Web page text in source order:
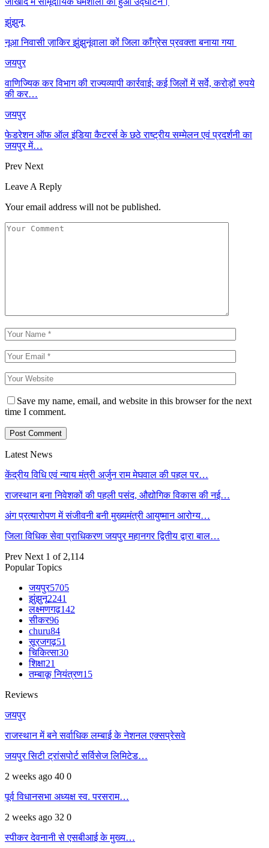
झुंझुनू
नूआ निवासी ज़ाकिर झुंझुनूंवाला कों जिला काँग्रेस प्रवक्ता बनाया गया
जयपुर
वाणिज्यिक कर विभाग की राज्यव्यापी कार्रवाई: कई जिलों में सर्वे, करोड़ों रुपये
की कर…
जयपुर
फेडरेशन ऑफ ऑल इंडिया कैटरर्स के छठे राष्ट्रीय सम्मेलन एवं प्रदर्शनी का
जयपुर में…
Prev Next
Leave A Reply
Your email address will not be published.
Save my name, email, and website in this browser for the next
time I comment.
Latest News
केंद्रीय विधि एवं न्याय मंत्री अर्जुन राम मेघवाल की पहल पर…
राजस्थान बना निवेशकों की पहली पसंद, औद्योगिक विकास की नई…
अंग प्रत्यारोपण में संजीवनी बनी मुख्यमंत्री आयुष्मान आरोग्य…
जिला विधिक सेवा प्राधिकरण जयपुर महानगर द्वितीय द्वारा बाल…
Prev Next 1 of 2,114
Popular Topics
जयपुर5705
झुंझुनू2241
लक्ष्मणगढ़142
सीकर96
churu84
सूरजगढ़51
चिकित्सा30
शिक्षा21
तम्बाकू नियंत्रण15
Reviews
जयपुर
राजस्थान में बने सर्वाधिक लम्बाई के नेशनल एक्सप्रेसवे
जयपुर सिटी ट्रांसपोर्ट सर्विसेज लिमिटेड…
2 weeks ago 40 0
पूर्व विधानसभा अध्यक्ष स्व. परसराम…
2 weeks ago 32 0
स्पीकर देवनानी से एसबीआई के मुख्य…